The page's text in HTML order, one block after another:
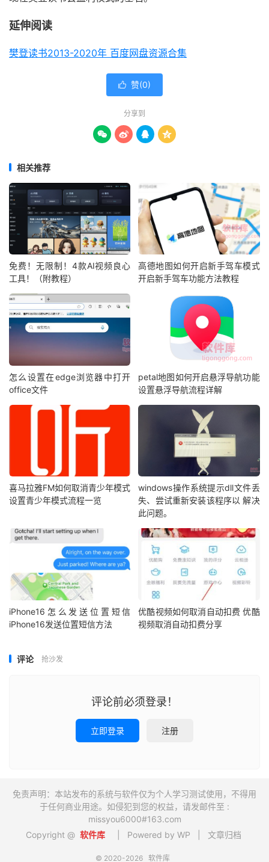
延伸阅读
樊登读书2013-2020年 百度网盘资源合集
 赞(0)
分享到
   
相关推荐
免费！无限制！4款AI视频良心
工具！（附教程）
高德地图如何开启新手驾车模式
开启新手驾车功能方法教程
怎么设置在edge浏览器中打开
office文件
petal地图如何开启悬浮导航功能
设置悬浮导航流程详解
喜马拉雅FM如何取消青少年模式
设置青少年模式流程一览
windows操作系统提示dll文件丢
失、尝试重新安装该程序以 解决
此问题。
iPhone16怎么发送位置短信
iPhone16发送位置短信方法
优酷视频如何取消自动扣费 优酷
视频取消自动扣费分享
评论 抢沙发
评论前必须登录！
立即登录 注册
免责声明：本站发布的系统与软件仅为个人学习测试使用，不得用
于任何商业用途。如侵犯到您的权益，请发邮件至 :
missyou6000#163.com
Copyright @ 软件库 | Powered by WP | 文章归档
© 2020-2026 软件库